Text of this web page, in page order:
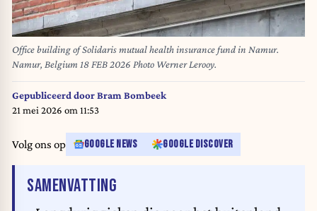
Office building of Solidaris mutual health insurance fund in Namur.
Namur, Belgium 18 FEB 2026 Photo Werner Lerooy.
Gepubliceerd doorBram Bombeek
21 mei 2026 om 11:53
Volg ons op GOOGLE NEWS GOOGLE DISCOVER
SAMENVATTING